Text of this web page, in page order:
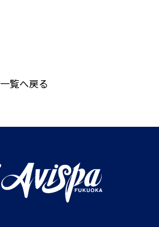
一覧へ戻る